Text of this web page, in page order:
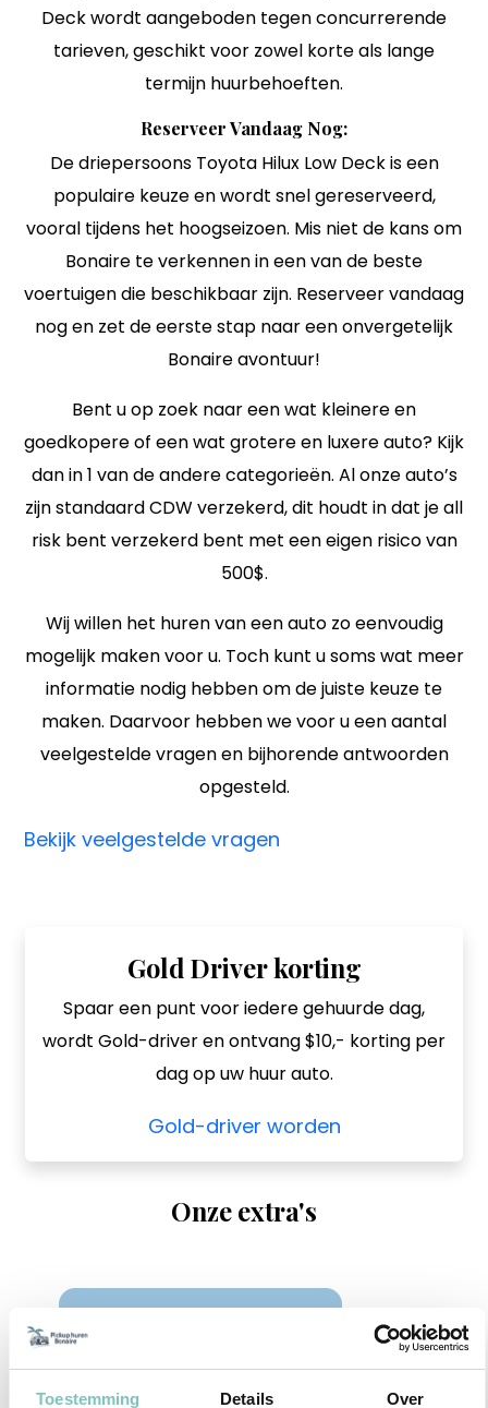
Toestemming Details Over
Deck wordt aangeboden tegen concurrerende
tarieven, geschikt voor zowel korte als lange
termijn huurbehoeften.
Reserveer Vandaag Nog:
De driepersoons Toyota Hilux Low Deck is een
populaire keuze en wordt snel gereserveerd,
vooral tijdens het hoogseizoen. Mis niet de kans om
Bonaire te verkennen in een van de beste
voertuigen die beschikbaar zijn. Reserveer vandaag
nog en zet de eerste stap naar een onvergetelijk
Bonaire avontuur!
Bent u op zoek naar een wat kleinere en
goedkopere of een wat grotere en luxere auto? Kijk
dan in 1 van de andere categorieën. Al onze auto’s
zijn standaard CDW verzekerd, dit houdt in dat je all
risk bent verzekerd bent met een eigen risico van
500$.
Wij willen het huren van een auto zo eenvoudig
mogelijk maken voor u. Toch kunt u soms wat meer
informatie nodig hebben om de juiste keuze te
maken. Daarvoor hebben we voor u een aantal
veelgestelde vragen en bijhorende antwoorden
opgesteld.
Bekijk veelgestelde vragen
Gold Driver korting
Spaar een punt voor iedere gehuurde dag,
wordt Gold-driver en ontvang $10,- korting per
dag op uw huur auto.
Gold-driver worden
Onze extra's